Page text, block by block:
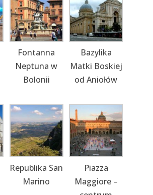
Fontanna
Neptuna w
Bolonii
Bazylika
Matki Boskiej
od Aniołów
Republika San
Marino
Piazza
Maggiore –